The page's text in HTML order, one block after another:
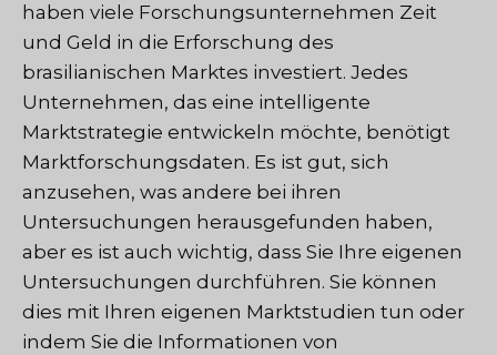
haben viele Forschungsunternehmen Zeit
und Geld in die Erforschung des
brasilianischen Marktes investiert. Jedes
Unternehmen, das eine intelligente
Marktstrategie entwickeln möchte, benötigt
Marktforschungsdaten. Es ist gut, sich
anzusehen, was andere bei ihren
Untersuchungen herausgefunden haben,
aber es ist auch wichtig, dass Sie Ihre eigenen
Untersuchungen durchführen. Sie können
dies mit Ihren eigenen Marktstudien tun oder
indem Sie die Informationen von